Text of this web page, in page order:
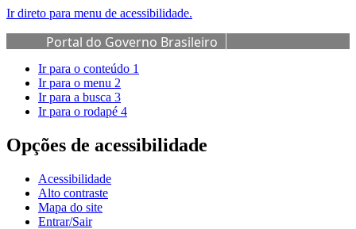
Ir direto para menu de acessibilidade.
Portal do Governo Brasileiro
Ir para o conteúdo 1
Ir para o menu 2
Ir para a busca 3
Ir para o rodapé 4
Opções de acessibilidade
Acessibilidade
Alto contraste
Mapa do site
Entrar/Sair